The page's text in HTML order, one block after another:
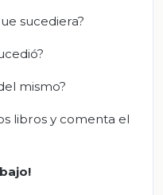
sucediera?
mismo?
libros y comenta el